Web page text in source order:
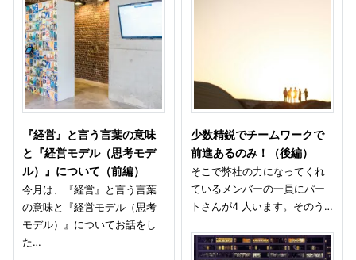
『経営』と言う言葉の意味
と『経営モデル（思考モデ
ル）』について（前編）
今月は、『経営』と言う言葉
の意味と『経営モデル（思考
モデル）』についてお話をし
た…
少数精鋭でチームワークで
前進あるのみ！（後編）
そこで弊社の力になってくれ
ているメンバーの一員にパー
トさんが4 人います。そのう…